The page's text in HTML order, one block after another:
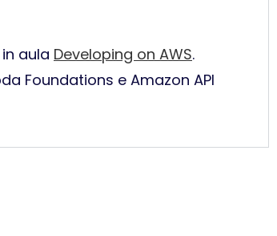
aula Developing on AWS.
Foundations e Amazon API